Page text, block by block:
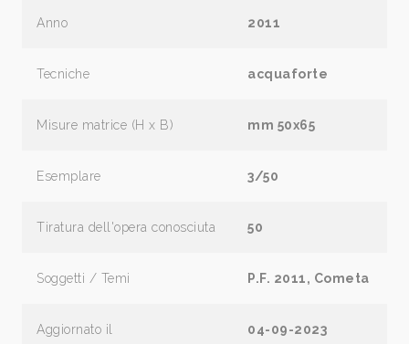
Anno 2011
Tecniche acquaforte
Misure matrice (H x B) mm 50x65
Esemplare 3/50
Tiratura dell'opera conosciuta 50
Soggetti / Temi P.F. 2011, Cometa
Aggiornato il 04-09-2023